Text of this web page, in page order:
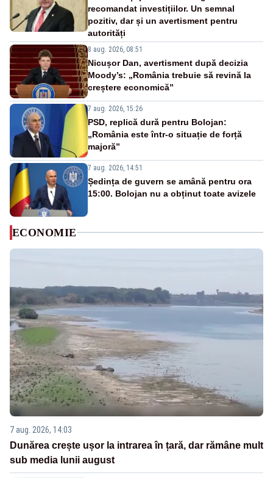
recomandat investițiilor. Un semnal
pozitiv, dar și un avertisment pentru
autorități
8 aug. 2026, 08:51
Nicușor Dan, avertisment după decizia
Moody’s: „România trebuie să revină la
creștere economică”
7 aug. 2026, 15:26
PSD, replică dură pentru Bolojan:
„România este într-o situație de forță
majoră”
7 aug. 2026, 14:51
Ședința de guvern se amână pentru ora
15:00. Bolojan nu a obținut toate avizele
ECONOMIE
7 aug. 2026, 14:03
Dunărea crește ușor la intrarea în țară, dar rămâne mult
sub media lunii august